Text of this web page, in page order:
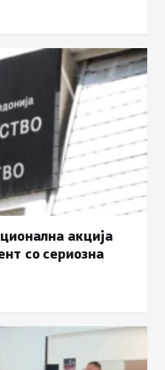
акција
со сериозна